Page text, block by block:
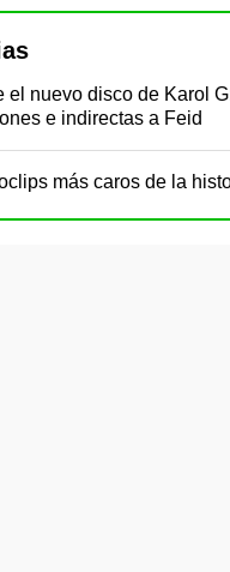
el nuevo disco de Karol
e indirectas a Feid
más caros de la